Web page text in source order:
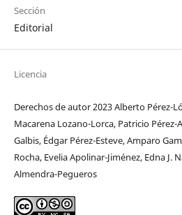
Sección
Editorial
Licencia
Derechos de autor 2023 Alberto Pérez-
Macarena Lozano-Lorca, Patricio Pérez-
Galbis, Édgar Pérez-Esteve, Amparo
Rocha, Evelia Apolinar-Jiménez, Edna J.
Almendra-Pegueros